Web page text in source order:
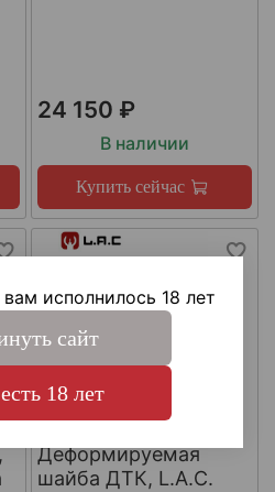
24 150 ₽
В наличии
Купить сейчас
Деформируемая
шайба ДТК, L.A.C.
исполнилось 18 лет
сайт
18 лет